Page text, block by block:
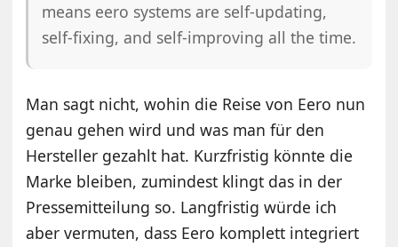
means eero systems are self-updating,
self-fixing, and self-improving all the time.
Man sagt nicht, wohin die Reise von Eero nun
genau gehen wird und was man für den
Hersteller gezahlt hat. Kurzfristig könnte die
Marke bleiben, zumindest klingt das in der
Pressemitteilung so. Langfristig würde ich
aber vermuten, dass Eero komplett integriert